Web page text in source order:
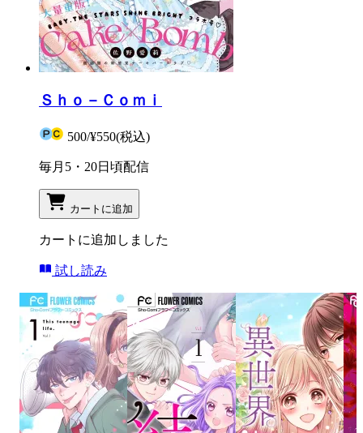
Ｓｈｏ－Ｃｏｍｉ
500/¥550(税込)
毎月5・20日頃配信
カートに追加
カートに追加しました
試し読み